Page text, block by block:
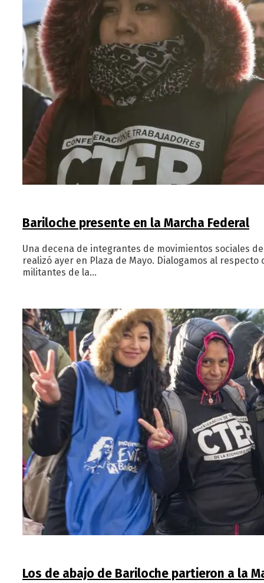
Bariloche presente en la Marcha Federal
Una decena de integrantes de movimientos sociales
realizó ayer en Plaza de Mayo. Dialogamos al
militantes de la…
Los de abajo de Bariloche partieron a la